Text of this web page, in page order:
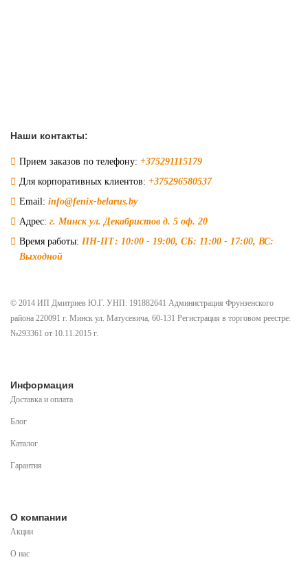
Наши контакты:
Прием заказов по телефону: +375291115179
Для корпоративных клиентов: +375296580537
Email: info@fenix-belarus.by
Адрес: г. Минск ул. Декабристов д. 5 оф. 20
Время работы: ПН-ПТ: 10:00 - 19:00, СБ: 11:00 - 17:00, ВС:
Выходной
© 2014 ИП Дмитриев Ю.Г. УНП: 191882641 Администрация Фрунзенского
района 220091 г. Минск ул. Матусевича, 60-131 Регистрация в торговом реестре:
№293361 от 10.11.2015 г.
Информация
Доставка и оплата
Блог
Каталог
Гарантия
О компании
Акции
О нас